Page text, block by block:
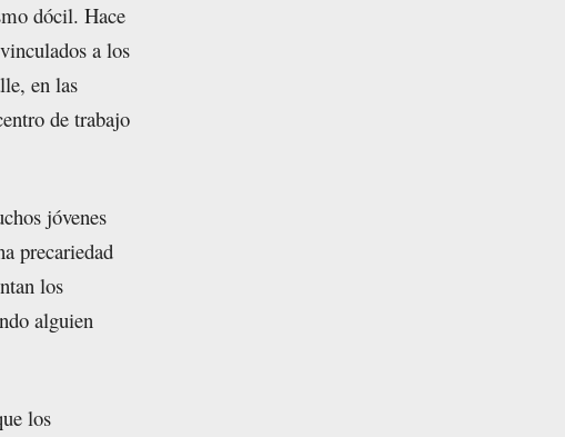
dócil. Hace
a los
en las
de trabajo
jóvenes
precariedad
los
alguien
los